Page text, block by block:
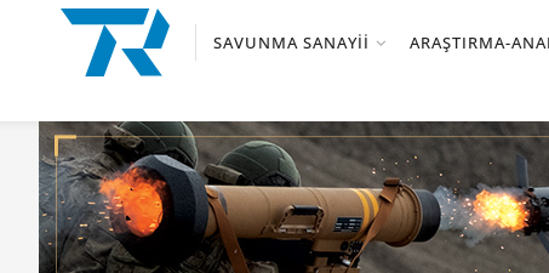
SAVUNMA SANAYII ARAŞTIRMA-